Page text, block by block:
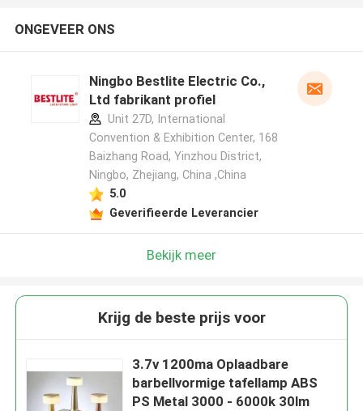
ONGEVEER ONS
Ningbo Bestlite Electric Co.,
Ltd fabrikant profiel
Unit 27D, International
Convention & Exhibition Center, 168
Baizhang Road, Yinzhou District,
Ningbo, Zhejiang, China ,China
5.0
Geverifieerde Leverancier
Bekijk meer
Krijg de beste prijs voor
3.7v 1200ma Oplaadbare
barbellvormige tafellamp ABS
PS Metal 3000 - 6000k 30lm